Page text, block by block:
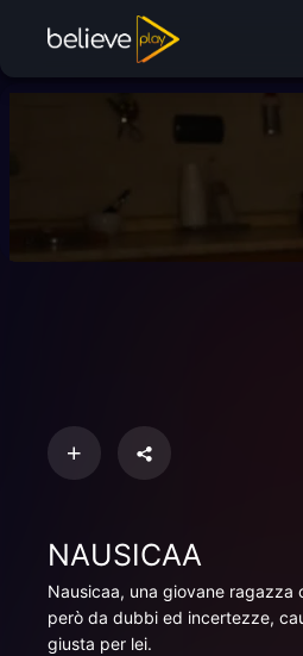
NAUSICAA
Nausicaa, una giovane
però da dubbi ed incertezze,
giusta per lei.